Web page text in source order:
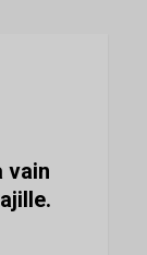
vain